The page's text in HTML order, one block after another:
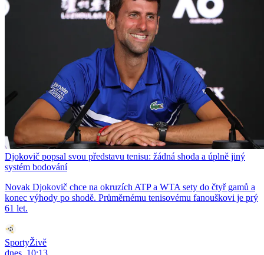
Djokovič popsal svou představu tenisu: žádná shoda a úplně jiný
systém bodování
Novak Djokovič chce na okruzích ATP a WTA sety do čtyř gamů a
konec výhody po shodě. Průměrnému tenisovému fanouškovi je prý
61 let.
SportyŽivě
dnes, 10:13